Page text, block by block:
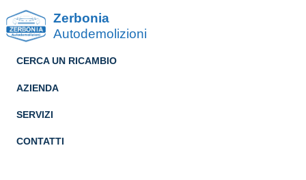
Zerbonia
Autodemolizioni
CERCA UN RICAMBIO
AZIENDA
SERVIZI
CONTATTI